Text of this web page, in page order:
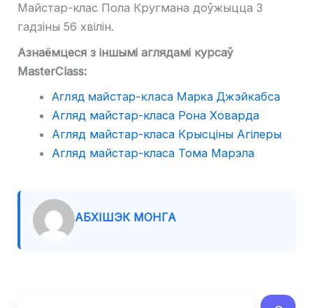
Майстар-клас Пола Кругмана доўжыцца 3
гадзіны 56 хвілін.
Азнаёмцеся з іншымі аглядамі курсаў
MasterClass:
Агляд майстар-класа Марка Джэйкабса
Агляд майстар-класа Рона Ховарда
Агляд майстар-класа Крысціны Агілеры
Агляд майстар-класа Тома Марэла
АБХІШЭК МОНГА